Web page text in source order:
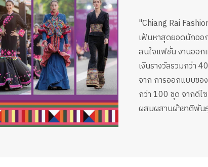
"Chiang Rai
เฟ้นหาสุดยอดนักออ
สนใจแฟชั่น งานออก
เงินรางวัลรวมกว่า
จาก การออกแบบขอ
กว่า 100 ชุด จากดีไ
ผสมผสานผ้าชาติพัน